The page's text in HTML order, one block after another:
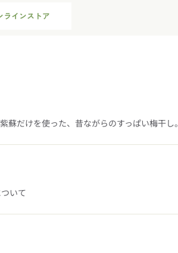
ラインストア
蘇だけを使った、昔ながらのすっぱい梅干し。
いて